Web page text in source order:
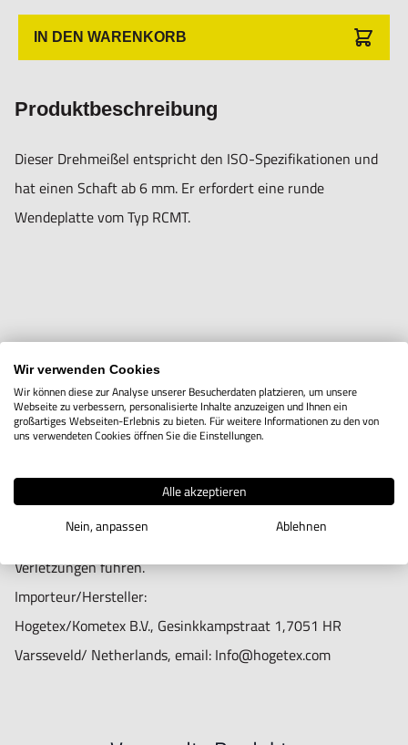
IN DEN WARENKORB
Produktbeschreibung
Dieser Drehmeißel entspricht den ISO-Spezifikationen und
hat einen Schaft ab 6 mm. Er erfordert eine runde
Wendeplatte vom Typ RCMT.
Informationen zur Produktsicherheit:
Anwender sowie Handwerker geeignet.
Nur für den vorhergesehenen Verwendungszweck geeignet.
Unsachgemäße Verwendung kann zu Schäden und
Verletzungen führen.
Importeur/Hersteller:
Hogetex/Kometex B.V., Gesinkkampstraat 1,7051 HR
Varsseveld/ Netherlands, email: Info@hogetex.com
Wir verwenden Cookies
Wir können diese zur Analyse unserer Besucherdaten platzieren, um unsere
Webseite zu verbessern, personalisierte Inhalte anzuzeigen und Ihnen ein
großartiges Webseiten-Erlebnis zu bieten. Für weitere Informationen zu den von
uns verwendeten Cookies öffnen Sie die Einstellungen.
Alle akzeptieren
Nein, anpassen
Ablehnen